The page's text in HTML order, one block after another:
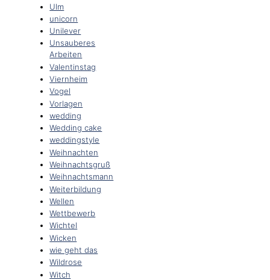
Ulm
unicorn
Unilever
Unsauberes
Arbeiten
Valentinstag
Viernheim
Vogel
Vorlagen
wedding
Wedding cake
weddingstyle
Weihnachten
Weihnachtsgruß
Weihnachtsmann
Weiterbildung
Wellen
Wettbewerb
Wichtel
Wicken
wie geht das
Wildrose
Witch